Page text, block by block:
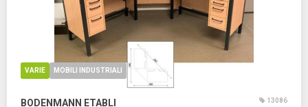
VARIE MOBILI INDUSTRIALI
BODENMANN ETABLI 13086